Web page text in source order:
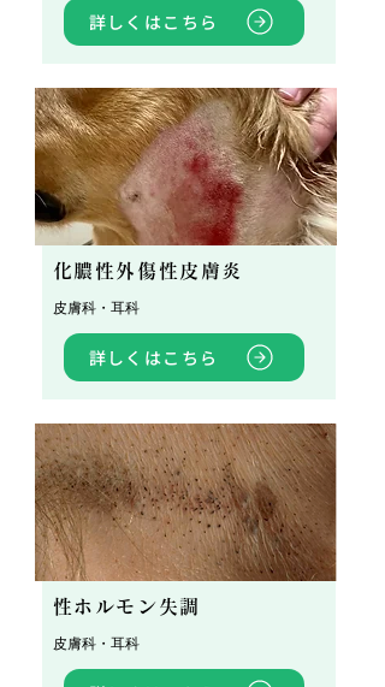
詳しくはこちら
化膿性外傷性皮膚炎
皮膚科・耳科
詳しくはこちら
性ホルモン失調
皮膚科・耳科